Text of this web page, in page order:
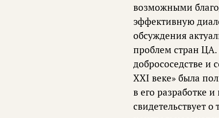
возможными
эффективную
обсуждения
проблем стран ЦА.
добрососедстве и
XXI веке» была
в его разработке
свидетельствует